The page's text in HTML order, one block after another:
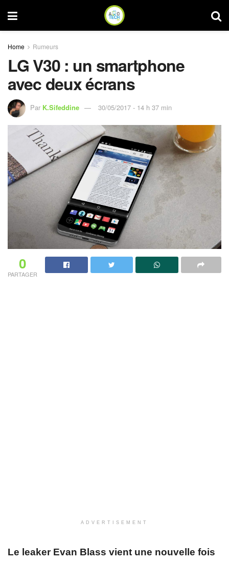
Home Rumeurs
LG V30 : un smartphone
avec deux écrans
Par K.Sifeddine 30/05/2017 - 14 h 37 min
0
PARTAGER
ADVERTISEMENT
Le leaker Evan Blass vient une nouvelle fois